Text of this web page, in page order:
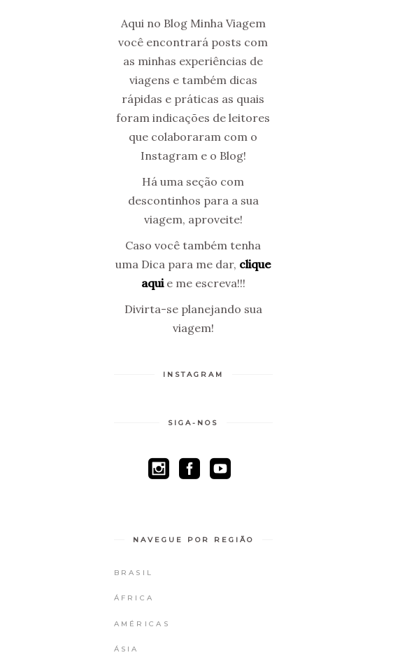
Aqui no Blog Minha Viagem
você encontrará posts com
as minhas experiências de
viagens e também dicas
rápidas e práticas as quais
foram indicações de leitores
que colaboraram com o
Instagram e o Blog!
Há uma seção com
descontinhos para a sua
viagem, aproveite!
Caso você também tenha
uma Dica para me dar, clique
aquie me escreva!!!
Divirta-se planejando sua
viagem!
INSTAGRAM
SIGA-NOS
NAVEGUE POR REGIÃO
BRASIL
ÁFRICA
AMÉRICAS
ÁSIA